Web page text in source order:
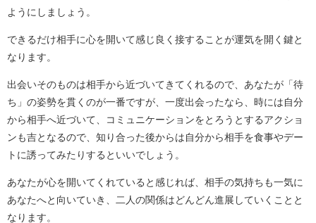
ようにしましょう。
できるだけ相手に心を開いて感じ良く接することが運気を開く鍵と
なります。
出会いそのものは相手から近づいてきてくれるので、あなたが「待
ち」の姿勢を貫くのが一番ですが、一度出会ったなら、時には自分
から相手へ近づいて、コミュニケーションをとろうとするアクショ
ンも吉となるので、知り合った後からは自分から相手を食事やデー
トに誘ってみたりするといいでしょう。
あなたが心を開いてくれていると感じれば、相手の気持ちも一気に
あなたへと向いていき、二人の関係はどんどん進展していくことと
なります。